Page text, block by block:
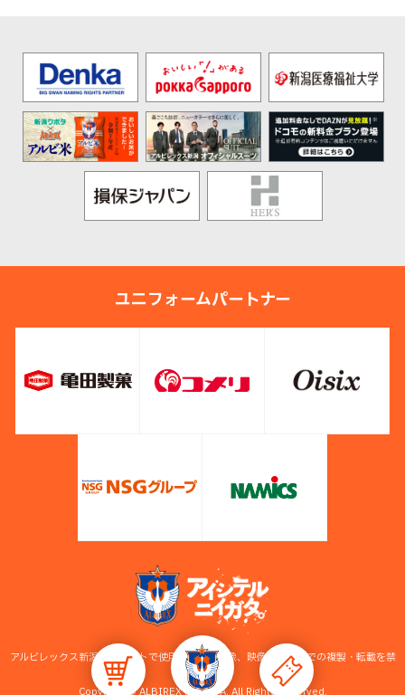
ユニフォームパートナー
アルビレックス新潟公式サイトで使用している画像、映像等の無断での複製・転載を禁
止します。